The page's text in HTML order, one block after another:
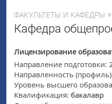
ФАКУЛЬТЕТЫ И КАФЕДРЫ »
Кафедра
Лицензирование
Направление подготовки:
Направленность
Уровень высшего
Квалификация: бакалавр